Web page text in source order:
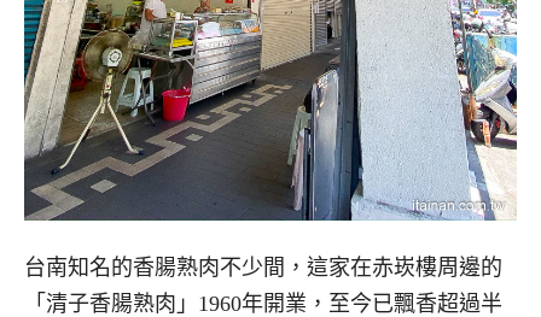
台南知名的香腸熟肉不少間，這家在赤崁樓周邊的
「清子香腸熟肉」1960年開業，至今已飄香超過半